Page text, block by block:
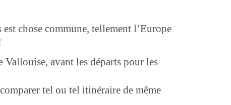
chose commune, tellement l’Europe
avant les départs pour les
tel ou tel itinéraire de même